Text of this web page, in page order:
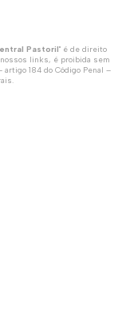
Pastoril" é de direito
links, é proibida sem
184 do Código Penal –
.